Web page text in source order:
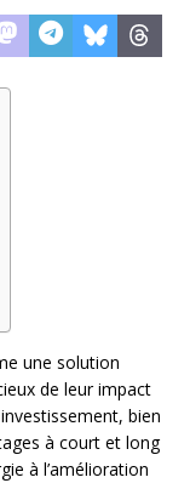
une solution
de leur impact
bien
à court et long
à l’amélioration